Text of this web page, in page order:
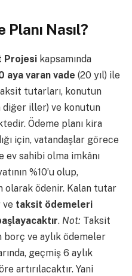
Nasıl?
Projesi kapsamında
aya varan vade (20 yıl) ile
tutarları, konutun
diğer iller) ve konutun
Ödeme planı kira
için, vatandaşlar görece
sahibi olma imkânı
%10’u olup,
olarak ödenir. Kalan tutar
taksit ödemeleri
. Not: Taksit
ve aylık ödemeler
geçmiş 6 aylık
artırılacaktır. Yani